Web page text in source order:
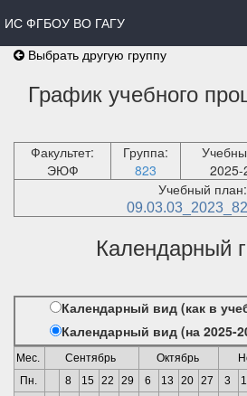
ИС ФГБОУ ВО ГАГУ
Выбрать другую группу
График учебного
Факультет:
ЭЮФ
Группа:
823
2025-
Учебный план:
Календарный
Календарный вид (как в
Календарный вид (на 2025-
Мес. Сентябрь Октябрь
Пн.
8 15 22 29 6 13 20 27 3